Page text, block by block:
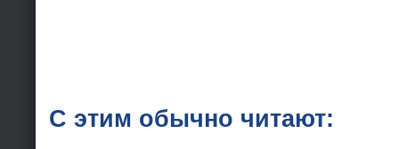
С этим обычно читают: